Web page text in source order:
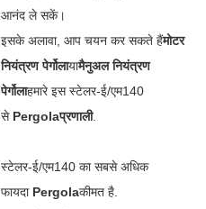
आनंद ले सकें।
इसके अलावा, आप चयन कर सकते हैंमोटर
नियंत्रण पेर्गोलायामैनुअल नियंत्रण
पेर्गोलाहमारे इस स्टेलर-ई/एम140
सेPergolaप्रणाली.
स्टेलर-ई/एम140 का सबसे अधिक
फायदाPergolaकीमत है.